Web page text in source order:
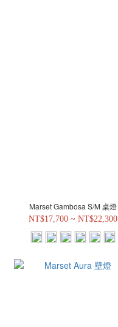
Marset Gambosa S/M 桌燈
NT$17,700 ~ NT$22,300